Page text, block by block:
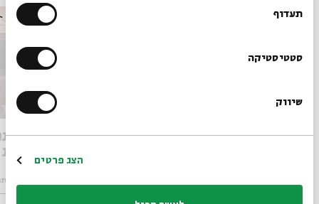
תעדוף
סטטיסטיקה
שיווק
הצג פרטים
מה אתה אומר-העברית ניצחה את
מה
אחרות
מה